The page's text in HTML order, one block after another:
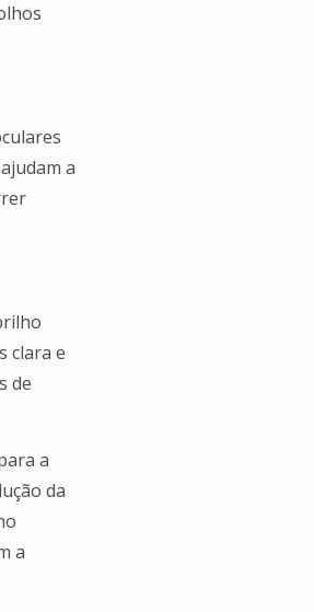
a
clara e
de
a
da
a